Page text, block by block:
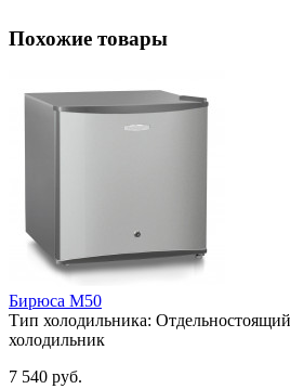
Похожие товары
Бирюса M50
Тип холодильника:
холодильник
7 540 руб.